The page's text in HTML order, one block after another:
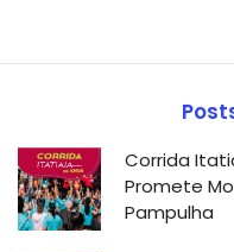
Corrida
Promete
Pampulha